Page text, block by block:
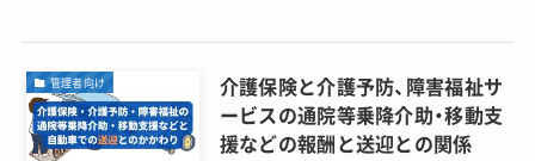
管理者向け
介護保険と介護予防、障害福祉サ
ービスの通院等乗降介助・移動支
援などの報酬と送迎との関係